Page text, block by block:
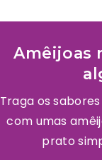
Amêijoas
Traga os
com umas
prato